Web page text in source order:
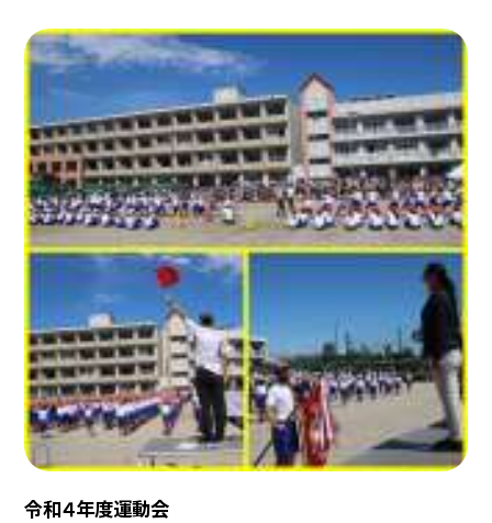
令和４年度運動会